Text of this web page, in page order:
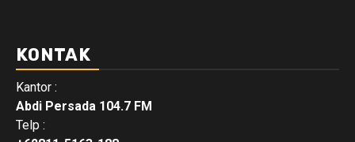
KONTAK
Kantor :
Abdi Persada 104.7 FM
Telp :